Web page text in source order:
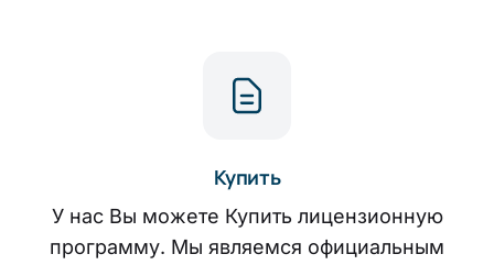
Купить
У нас Вы можете Купить лицензионную
программу. Мы являемся официальным